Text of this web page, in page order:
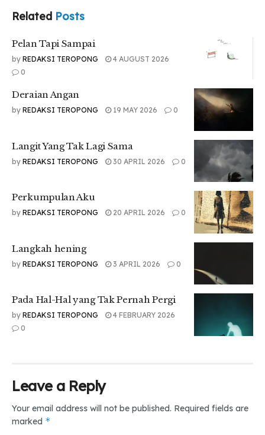
Ada harap di sudut senja,
Lembaran waktu terus terbuka,
Merekam doa disepinya jiwa.
Oh, lembaran waktu,
Karena ditiap detik yang sunyi,
Ada cahaya Tuhan yang menemani.
Biarlah cerita ini penuh warna.
Karena hidup bukan soal abadi,
Tr: Dina Yolanda
#umsu
#waktu
teropongdaily
Related Posts
Pelan Tapi Sampai
by REDAKSI TEROPONG
4 AUGUST 2026
0
Deraian Angan
by REDAKSI TEROPONG 19 MAY 2026 0
Langit Yang Tak Lagi Sama
by REDAKSI TEROPONG 30 APRIL 2026 0
Perkumpulan Aku
by REDAKSI TEROPONG 20 APRIL 2026 0
Langkah hening
by REDAKSI TEROPONG 3 APRIL 2026 0
Pada Hal-Hal yang Tak Pernah Pergi
by REDAKSI TEROPONG
4 FEBRUARY 2026
0
Leave a Reply
Your email address will not be published. Required fields are
marked *